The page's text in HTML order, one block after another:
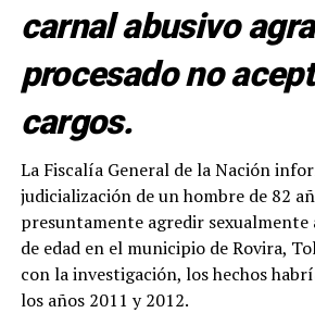
carnal abusivo
procesado no
cargos.
La Fiscalía General de la Nación
judicialización de un hombre de 82
presuntamente agredir sexualmente
de edad en el municipio de Rovira,
con la investigación, los hechos
los años 2011 y 2012.